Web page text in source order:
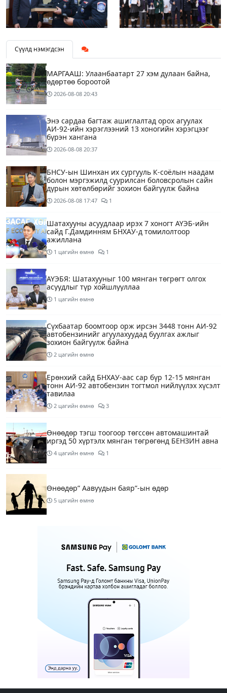
Сүүлд нэмэгдсэн
МАРГААШ: Улаанбаатарт 27 хэм дулаан байна,
өдөртөө бороотой
2026-08-08 20:43
Энэ сардаа багтаж ашиглалтад орох агуулах
АИ-92-ийн хэрэглээний 13 хоногийн хэрэгцээг
бүрэн хангана
2026-08-08 20:37
БНСУ-ын Шинхан их сургууль К-соёлын наадам
болон мэргэжилд суурилсан боловсролын сайн
дурын хөтөлбөрийг зохион байгуулж байна
2026-08-08 17:47 1
Шатахууны асуудлаар ирэх 7 хоногт АҮЭБ-ийн
сайд Г.Дамдинням БНХАУ-д томилолтоор
ажиллана
1 цагийн өмнө 1
АҮЭБЯ: Шатахууныг 100 мянган төгрөгт олгох
асуудлыг түр хойшлууллаа
1 цагийн өмнө
Сүхбаатар боомтоор орж ирсэн 3448 тонн АИ-92
автобензинийг агуулахуудад буулгах ажлыг
зохион байгуулж байна
2 цагийн өмнө
Ерөнхий сайд БНХАУ-аас сар бүр 12-15 мянган
тонн АИ-92 автобензин тогтмол нийлүүлэх хүсэлт
тавилаа
2 цагийн өмнө 3
Өнөөдөр тэгш тоогоор төгссөн автомашинтай
иргэд 50 хүртэлх мянган төгрөгөнд БЕНЗИН авна
4 цагийн өмнө 1
Өнөөдөр” Аавуудын баяр”-ын өдөр
5 цагийн өмнө
Улаанбаатарт 31 хэм дулаан байна
7 цагийн өмнө
МАРГААШ: Улаанбаатарт 31 хэм дулаан байна
16 цагийн өмнө
Шатахуун дамлан борлуулсан хоёр зөрчлийг
илрүүлэн шалгаж байна
18 цагийн өмнө 3
Энэ сарын 9-13-ныг хүртэлх цаг агаарын